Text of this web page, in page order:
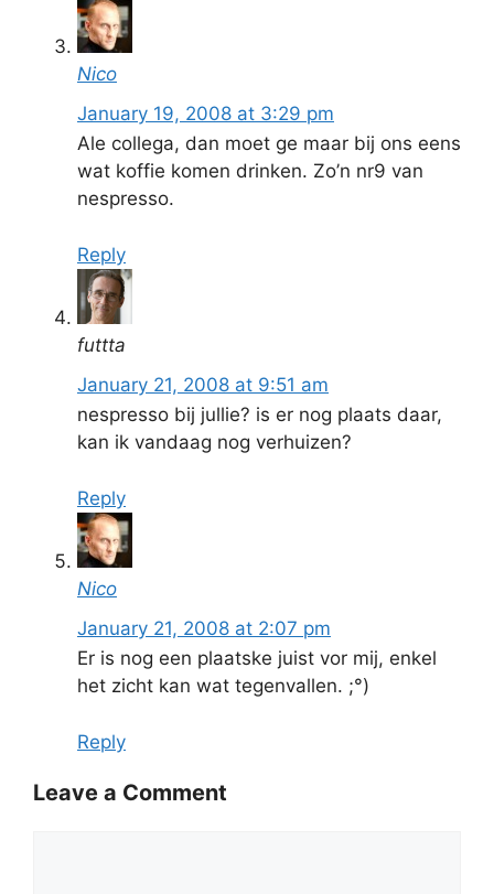
Nico
January 19, 2008 at 3:29 pm
Ale collega, dan moet ge maar bij ons eens
wat koffie komen drinken. Zo’n nr9 van
nespresso.
Reply
futtta
January 21, 2008 at 9:51 am
nespresso bij jullie? is er nog plaats daar,
kan ik vandaag nog verhuizen?
Reply
Nico
January 21, 2008 at 2:07 pm
Er is nog een plaatske juist vor mij, enkel
het zicht kan wat tegenvallen. ;°)
Reply
Leave a Comment